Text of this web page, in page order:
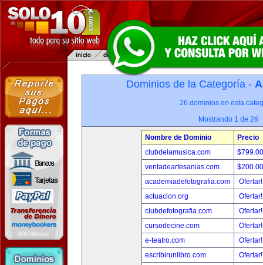
Dominios de la Categoría -
26 dominios en esta
Mostrando 1 de 26
Nombre de Dominio
Precio
clubdelamusica.com
ventadeartesanias.com
academiadefotografia.com
actuacion.org
clubdefotografia.com
cursodecine.com
e-teatro.com
escribirunlibro.com